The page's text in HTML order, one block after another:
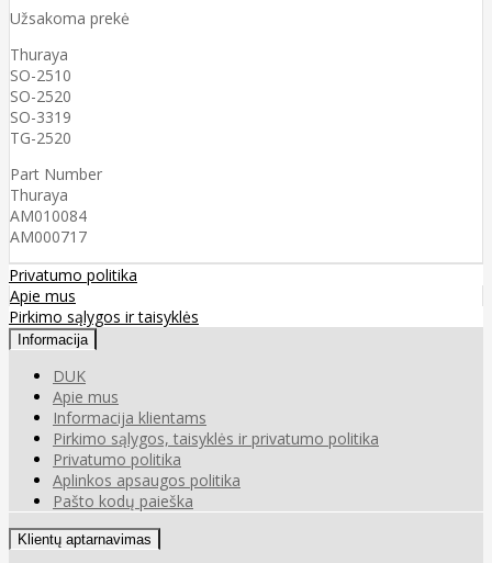
Užsakoma prekė
Thuraya
SO-2510
SO-2520
SO-3319
TG-2520
Part Number
Thuraya
AM010084
AM000717
Privatumo politika
Apie mus
Pirkimo sąlygos ir taisyklės
Informacija
DUK
Apie mus
Informacija klientams
Pirkimo sąlygos, taisyklės ir privatumo politika
Privatumo politika
Aplinkos apsaugos politika
Pašto kodų paieška
Klientų aptarnavimas